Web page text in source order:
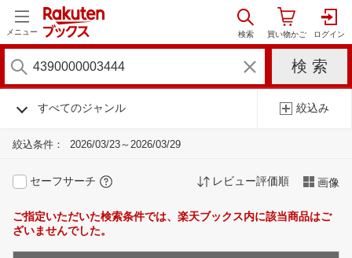
メニュー
すべてのジャンル 絞込み
絞込条件： 2026/03/23～2026/03/29
セーフサーチ レビュー評価順 画像
ご指定いただいた検索条件では、楽天ブックス内に該当商品はご
ざいませんでした。